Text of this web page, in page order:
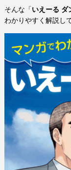
そんな「いえーる ダ
わかりやすく解説し